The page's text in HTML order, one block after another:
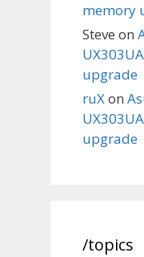
memory
Steve on
upgrade
ruXon
upgrade
/topics